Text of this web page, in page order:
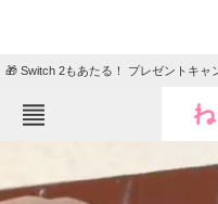
🎁 Switch 2もあたる！ プレゼントキャ